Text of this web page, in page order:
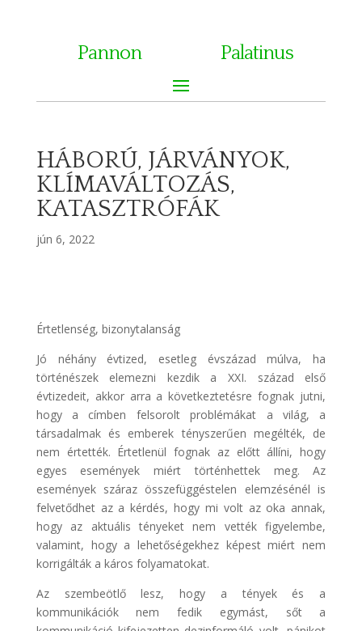
Pannon Palatinus
HÁBORÚ, JÁRVÁNYOK,
KLÍMAVÁLTOZÁS,
KATASZTRÓFÁK
jún 6, 2022
Értetlenség, bizonytalanság
Jó néhány évtized, esetleg évszázad múlva, ha
történészek elemezni kezdik a XXI. század első
évtizedeit, akkor arra a következtetésre fognak jutni,
hogy a címben felsorolt problémákat a világ, a
társadalmak és emberek tényszerűen megélték, de
nem értették. Értetlenül fognak az előtt állíni, hogy
egyes események miért történhettek meg. Az
események száraz összefüggéstelen elemzésénél is
felvetődhet az a kérdés, hogy mi volt az oka annak,
hogy az aktuális tényeket nem vették figyelembe,
valamint, hogy a lehetőségekhez képest miért nem
korrigálták a káros folyamatokat.
Az szembeötlő lesz, hogy a tények és a
kommunikációk nem fedik egymást, sőt a